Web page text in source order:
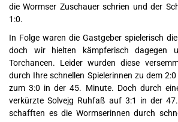
die Wormser Zuschauer schrien und der
1:0.
In Folge waren die Gastgeber spielerisch
doch wir hielten kämpferisch dagegen
Torchancen. Leider wurden diese
durch Ihre schnellen Spielerinnen zu dem
zum 3:0 in der 45. Minute. Doch durch
verkürzte Solvejg Ruhfaß auf 3:1 in der
schafften es die Wormserinnen durch